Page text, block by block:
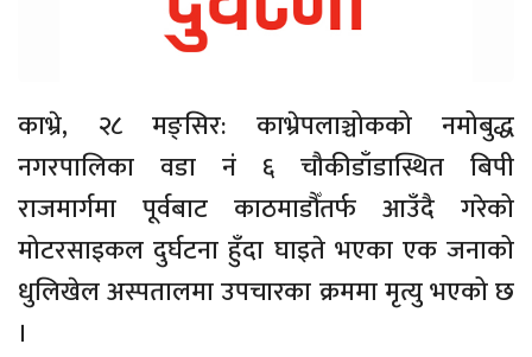
काभ्रे, २८ मङ्सिर: काभ्रेपलाञ्चोकको नमोबुद्ध
नगरपालिका वडा नं ६ चौकीडाँडास्थित बिपी
राजमार्गमा पूर्वबाट काठमाडौँतर्फ आउँदै गरेको
मोटरसाइकल दुर्घटना हुँदा घाइते भएका एक जनाको
धुलिखेल अस्पतालमा उपचारका क्रममा मृत्यु भएको छ
।